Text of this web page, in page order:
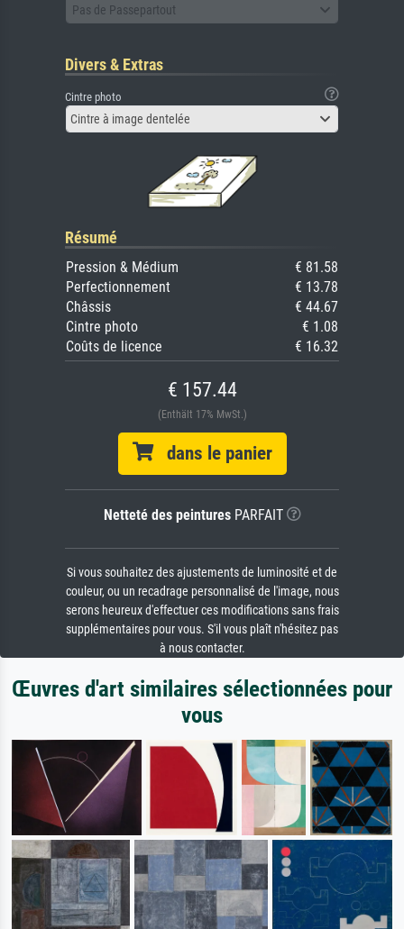
Pas de Passepartout
Divers & Extras
Cintre photo
Cintre à image dentelée
Résumé
Pression & Médium
€ 81.58
Perfectionnement
€ 13.78
Châssis
€ 44.67
Cintre photo
€ 1.08
Coûts de licence
€ 16.32
€ 157.44
(Enthält 17% MwSt.)
dans le panier
Netteté des peinturesPARFAIT
Si vous souhaitez des ajustements de luminosité et de
couleur, ou un recadrage personnalisé de l'image, nous
serons heureux d'effectuer ces modifications sans frais
supplémentaires pour vous. S'il vous plaît n'hésitez pas
à nous contacter.
Œuvres d'art similaires sélectionnées pour
vous